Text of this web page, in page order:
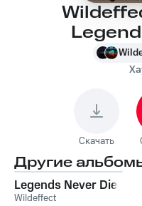
Скачать
Другие
Legends Never Die
Wildeffect